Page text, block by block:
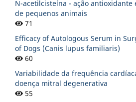
N-acetilcisteína - ação antioxidante
de pequenos animais
71
Efficacy of Autologous Serum in
of Dogs (Canis lupus familiaris)
60
Variabilidade da frequência
doença mitral degenerativa
55